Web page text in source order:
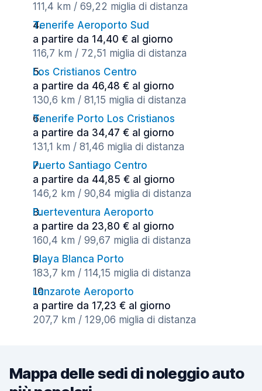
111,4 km / 69,22 miglia di distanza
Tenerife Aeroporto Sud
a partire da 14,40 € al giorno
116,7 km / 72,51 miglia di distanza
Los Cristianos Centro
a partire da 46,48 € al giorno
130,6 km / 81,15 miglia di distanza
Tenerife Porto Los Cristianos
a partire da 34,47 € al giorno
131,1 km / 81,46 miglia di distanza
Puerto Santiago Centro
a partire da 44,85 € al giorno
146,2 km / 90,84 miglia di distanza
Fuerteventura Aeroporto
a partire da 23,80 € al giorno
160,4 km / 99,67 miglia di distanza
Playa Blanca Porto
183,7 km / 114,15 miglia di distanza
Lanzarote Aeroporto
a partire da 17,23 € al giorno
207,7 km / 129,06 miglia di distanza
Mappa delle sedi di noleggio auto